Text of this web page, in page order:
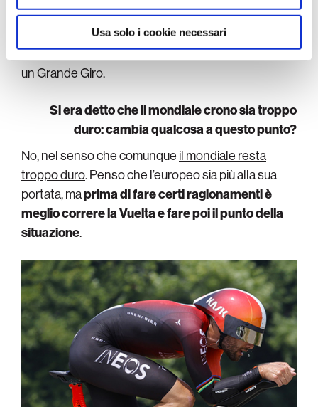
Usa solo i cookie necessari
Sapendo che dinon averla preparata al 100 per
. Però è la soluzione migliore, perché in caso
contrario sarebbe uscito dal 2025 senza aver fatto
un Grande Giro.
Si era detto che il mondiale crono sia troppo
duro: cambia qualcosa a questo punto?
No, nel senso che comunque il mondiale resta
troppo duro. Penso che l’europeo sia più alla sua
portata, maprima di fare certi ragionamenti è
meglio correre la Vuelta e fare poi il punto della
situazione.